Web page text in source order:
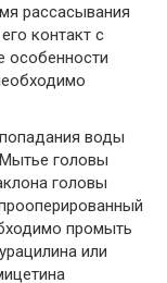
рассасывания
контакт с
особенности
воды
головы
головы
промыть
или